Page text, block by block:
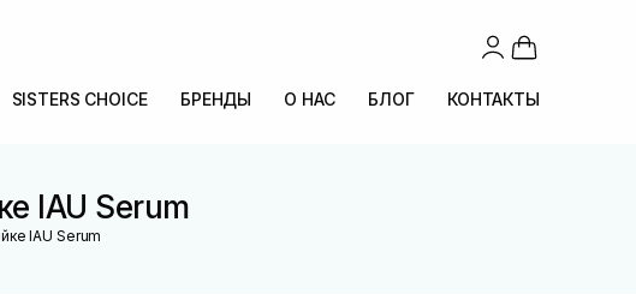
SISTERS CHOICE БРЕНДЫ О НАС БЛОГ КОНТАКТЫ
IAU Serum
IAU Serum